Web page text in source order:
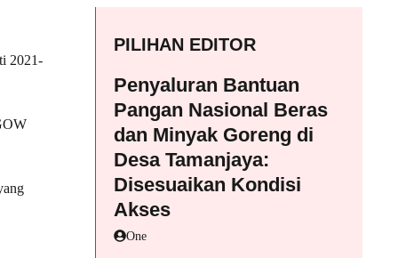
2021-
PILIHAN EDITOR
Penyaluran Bantuan
Pangan Nasional Beras
dan Minyak Goreng di
Desa Tamanjaya:
Disesuaikan Kondisi
Akses
One